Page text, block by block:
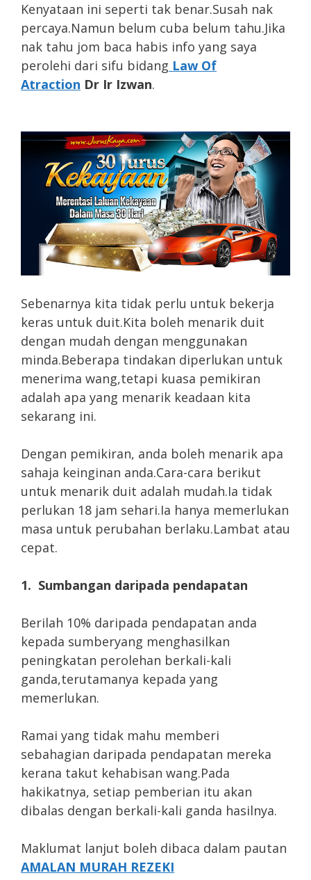
Kenyataan ini seperti tak benar.Susah nak
percaya.Namun belum cuba belum tahu.Jika
nak tahu jom baca habis info yang saya
perolehi dari sifu bidang Law Of
Atraction Dr Ir Izwan.
Sebenarnya kita tidak perlu untuk bekerja
keras untuk duit.Kita boleh menarik duit
dengan mudah dengan menggunakan
minda.Beberapa tindakan diperlukan untuk
menerima wang,tetapi kuasa pemikiran
adalah apa yang menarik keadaan kita
sekarang ini.
Dengan pemikiran, anda boleh menarik apa
sahaja keinginan anda.Cara-cara berikut
untuk menarik duit adalah mudah.Ia tidak
perlukan 18 jam sehari.Ia hanya memerlukan
masa untuk perubahan berlaku.Lambat atau
cepat.
1. Sumbangan daripada pendapatan
Berilah 10% daripada pendapatan anda
kepada sumberyang menghasilkan
peningkatan perolehan berkali-kali
ganda,terutamanya kepada yang
memerlukan.
Ramai yang tidak mahu memberi
sebahagian daripada pendapatan mereka
kerana takut kehabisan wang.Pada
hakikatnya, setiap pemberian itu akan
dibalas dengan berkali-kali ganda hasilnya.
Maklumat lanjut boleh dibaca dalam pautan
AMALAN MURAH REZEKI